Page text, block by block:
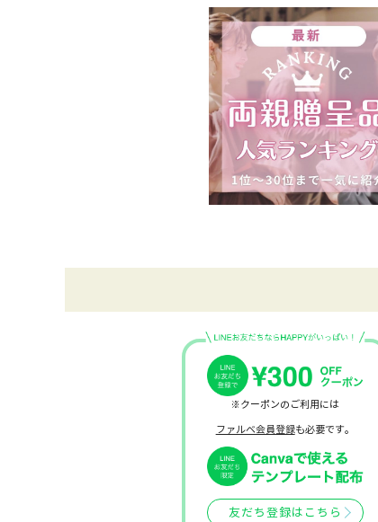
※クーポンのご利用には
ファルベ会員登録も必要です。
友だち登録はこちら